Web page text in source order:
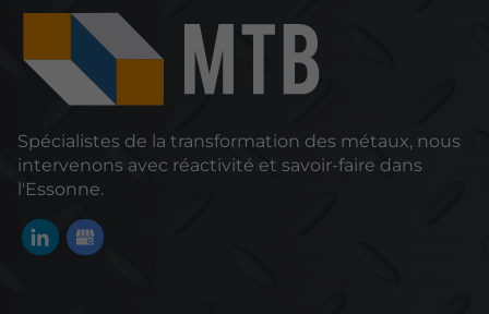
Spécialistes de la transformation des métaux, nous
intervenons avec réactivité et savoir-faire dans
l'Essonne.